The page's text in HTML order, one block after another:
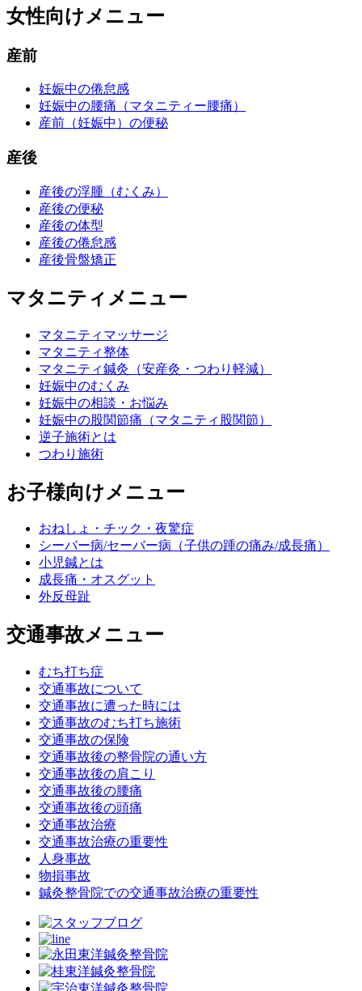
女性向けメニュー
産前
妊娠中の倦怠感
妊娠中の腰痛（マタニティー腰痛）
産前（妊娠中）の便秘
産後
産後の浮腫（むくみ）
産後の便秘
産後の体型
産後の倦怠感
産後骨盤矯正
マタニティメニュー
マタニティマッサージ
マタニティ整体
マタニティ鍼灸（安産灸・つわり軽減）
妊娠中のむくみ
妊娠中の相談・お悩み
妊娠中の股関節痛（マタニティ股関節）
逆子施術とは
つわり施術
お子様向けメニュー
おねしょ・チック・夜驚症
シーバー病/セーバー病（子供の踵の痛み/成長痛）
小児鍼とは
成長痛・オスグット
外反母趾
交通事故メニュー
むち打ち症
交通事故について
交通事故に遭った時には
交通事故のむち打ち施術
交通事故の保険
交通事故後の整骨院の通い方
交通事故後の肩こり
交通事故後の腰痛
交通事故後の頭痛
交通事故治療
交通事故治療の重要性
人身事故
物損事故
鍼灸整骨院での交通事故治療の重要性